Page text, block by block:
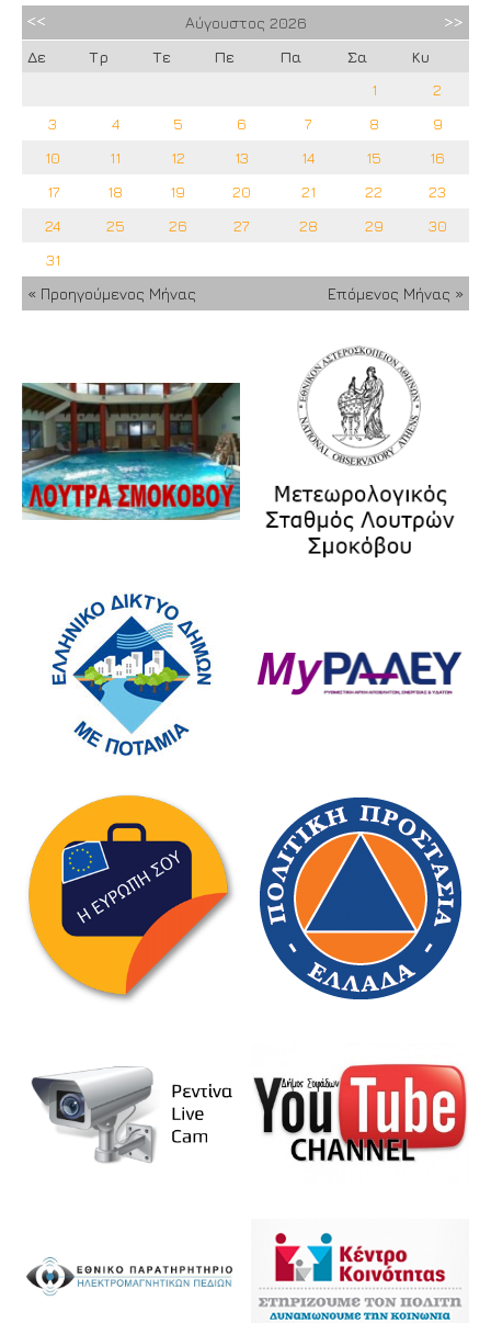
Αύγουστος 2026
Δε
Τρ Τε Πε Πα Σα
Κυ
1
2
3
4 5 6 7 8
9
10
11 12 13 14 15
16
17
18 19 20 21 22
23
24
25 26 27 28 29
30
31
« Προηγούμενος Μήνας
Επόμενος Μήνας »